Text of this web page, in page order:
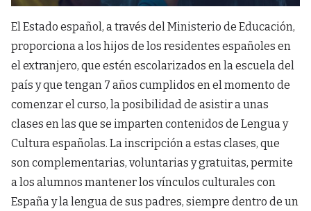
El Estado español, a través del Ministerio de Educación,
proporciona a los hijos de los residentes españoles en
el extranjero, que estén escolarizados en la escuela del
país y que tengan 7 años cumplidos en el momento de
comenzar el curso, la posibilidad de asistir a unas
clases en las que se imparten contenidos de Lengua y
Cultura españolas. La inscripción a estas clases, que
son complementarias, voluntarias y gratuitas, permite
a los alumnos mantener los vínculos culturales con
España y la lengua de sus padres, siempre dentro de un